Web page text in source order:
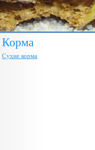
Корма
Сухие корма